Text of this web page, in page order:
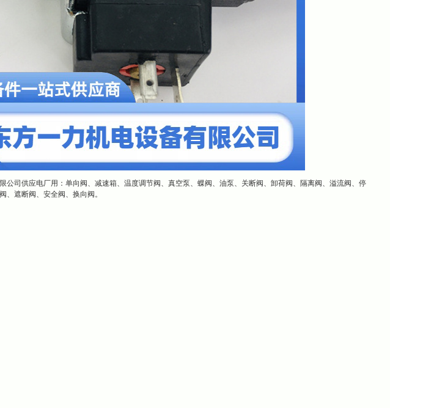
公司供应电厂用：单向阀、减速箱、温度调节阀、真空泵、蝶阀、油泵、关断阀、卸荷阀、隔离阀、溢流阀、停
、遮断阀、安全阀、换向阀。